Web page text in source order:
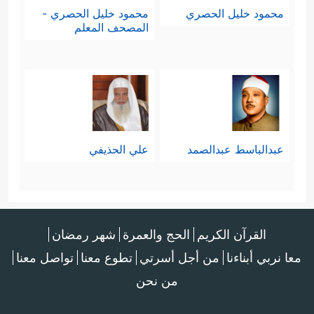
﴿وَمَن لَّمۡ یَحۡكُم بِمَاۤ أَنزَلَ ٱللَّهُ
ولا شكَّ أن السِّياق لا يتناول إلا
المُتلاعِبِين بدين الله تحريفًا وزيادةً
ونقصًا وانتقاءً وإخفاءً بطريق القصد
والخاضعون لسلطانٍ غير سلطان
المسلمين فهؤلاء لهم بابٌ آخرٌ من
محمود خليل الحصري
محمود خليل الحصري -
المصحف المعلم
عبدالباسط عبدالصمد علي الحذيفي
القرآن الكريم الحج والعمرة شهر رمضان
معا نربي أبناءنا من أجل أسرتي تطوع معنا تواصل معنا
من نحن